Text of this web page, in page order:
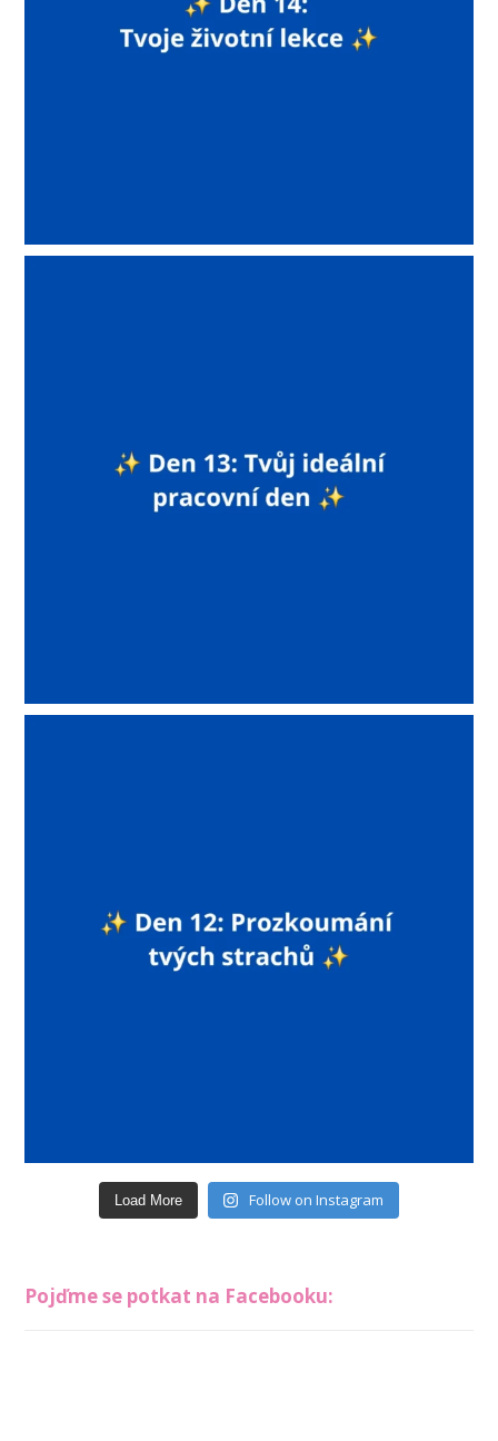
Load More Follow on Instagram
Pojďme se potkat na Facebooku: